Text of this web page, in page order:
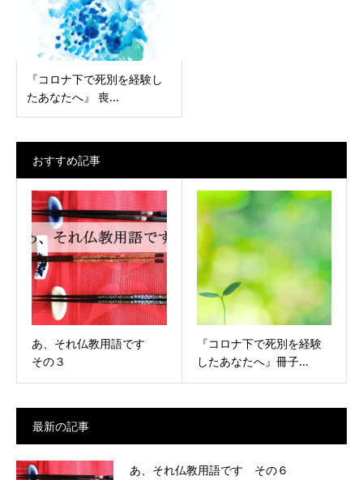
『コロナ下で死別を経験し
たあなたへ』 喪...
おすすめ記事
あ、それ仏教用語です
その３
『コロナ下で死別を経験
したあなたへ』冊子...
最新の記事
あ、それ仏教用語です その６